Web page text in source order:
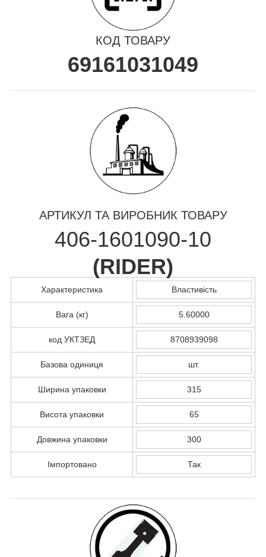
КОД ТОВАРУ
69161031049
АРТИКУЛ ТА ВИРОБНИК ТОВАРУ
406-1601090-10
(RIDER)
Характеристика Властивість
Вага (кг) 5.60000
код УКТЗЕД 8708939098
Базова одиниця шт.
Ширина упаковки 315
Висота упаковки 65
Довжина упаковки 300
Імпортовано Так